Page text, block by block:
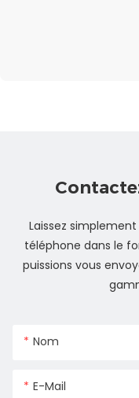
Laissez
téléphone dans le
puissions vous
Nom
E-Mail